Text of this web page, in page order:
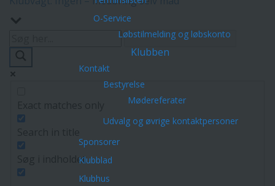
O-Service
Løbstilmelding og løbskonto
Klubben
Kontakt
Bestyrelse
Mødereferater
Udvalg og øvrige kontaktpersoner
Sponsorer
Klubblad
Klubhus
Søg i indholdet